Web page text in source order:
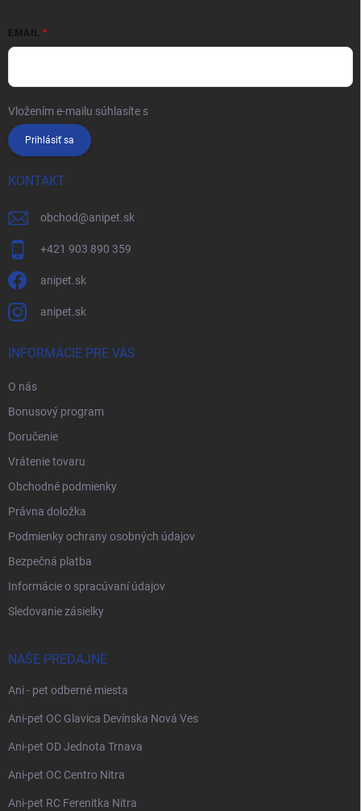
EMAIL
Vložením e-mailu súhlasíte s
Prihlásiť sa
KONTAKT
obchod@anipet.sk
+421 903 890 359
anipet.sk
anipet.sk
INFORMÁCIE PRE VÁS
O nás
Bonusový program
Doručenie
Vrátenie tovaru
Obchodné podmienky
Právna doložka
Podmienky ochrany osobných údajov
Bezpečná platba
Informácie o spracúvaní údajov
Sledovanie zásielky
NAŠE PREDAJNE
Ani - pet odberné miesta
Ani-pet OC Glavica Devínska Nová Ves
Ani-pet OD Jednota Trnava
Ani-pet OC Centro Nitra
Ani-pet RC Ferenitka Nitra